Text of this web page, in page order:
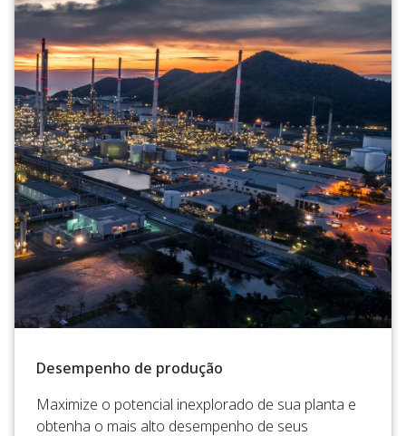
Desempenho de produção
Maximize o potencial inexplorado de sua planta e
obtenha o mais alto desempenho de seus